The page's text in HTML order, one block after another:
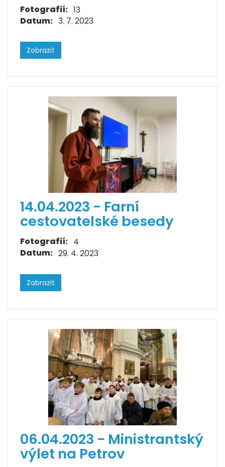
Fotografií: 13
Datum: 3. 7. 2023
Zobrazit
14.04.2023 - Farní
cestovatelské besedy
Fotografií: 4
Datum: 29. 4. 2023
Zobrazit
06.04.2023 - Ministrantský
výlet na Petrov